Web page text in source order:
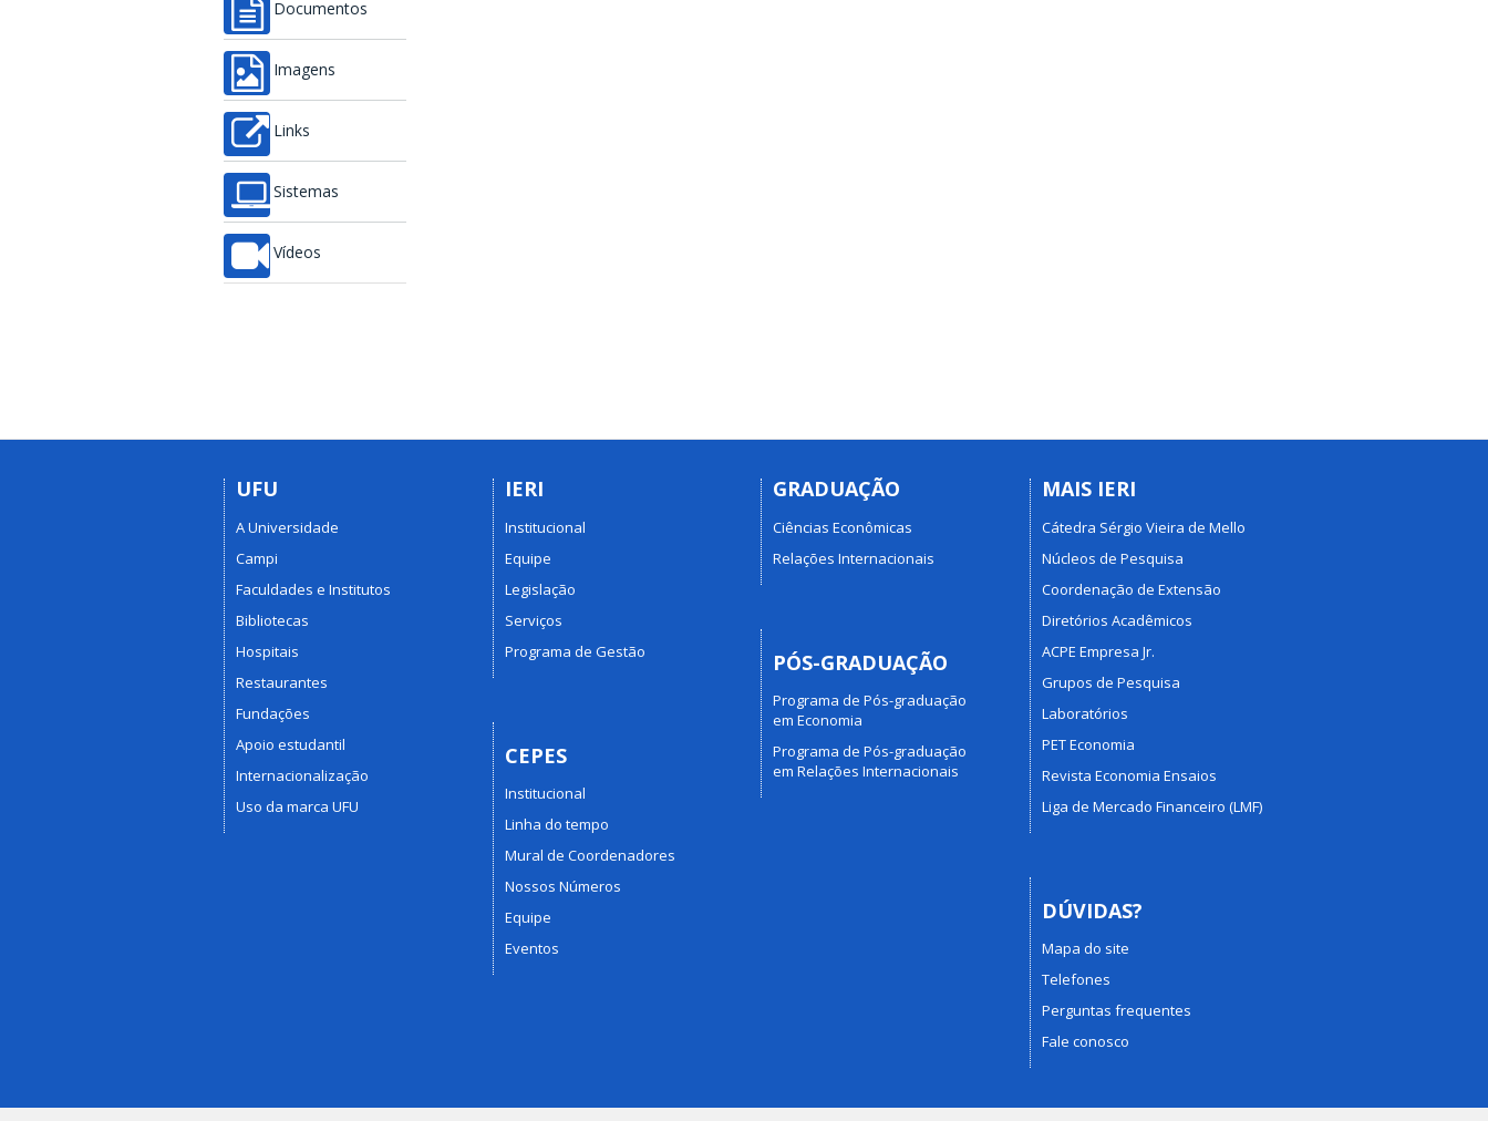
Documentos
Imagens
Links
Sistemas
Vídeos
UFU
A Universidade
Campi
Faculdades e Institutos
Bibliotecas
Hospitais
Restaurantes
Fundações
Apoio estudantil
Internacionalização
Uso da marca UFU
IERI
Institucional
Equipe
Legislação
Serviços
Programa de Gestão
CEPES
Institucional
Linha do tempo
Mural de Coordenadores
Nossos Números
Equipe
Eventos
GRADUAÇÃO
Ciências Econômicas
Relações Internacionais
PÓS-GRADUAÇÃO
Programa de Pós-graduação
em Economia
Programa de Pós-graduação
em Relações Internacionais
MAIS IERI
Cátedra Sérgio Vieira de Mello
Núcleos de Pesquisa
Coordenação de Extensão
Diretórios Acadêmicos
ACPE Empresa Jr.
Grupos de Pesquisa
Laboratórios
PET Economia
Revista Economia Ensaios
Liga de Mercado Financeiro (LMF)
DÚVIDAS?
Mapa do site
Telefones
Perguntas frequentes
Fale conosco